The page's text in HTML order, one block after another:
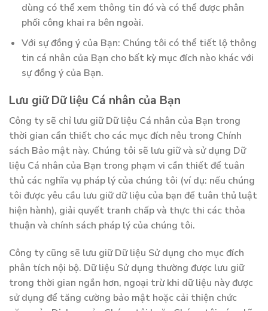
dùng có thể xem thông tin đó và có thể được phân
phối công khai ra bên ngoài.
Với sự đồng ý của Bạn: Chúng tôi có thể tiết lộ thông
tin cá nhân của Bạn cho bất kỳ mục đích nào khác với
sự đồng ý của Bạn.
Lưu giữ Dữ liệu Cá nhân của Bạn
Công ty sẽ chỉ lưu giữ Dữ liệu Cá nhân của Bạn trong
thời gian cần thiết cho các mục đích nêu trong Chính
sách Bảo mật này. Chúng tôi sẽ lưu giữ và sử dụng Dữ
liệu Cá nhân của Bạn trong phạm vi cần thiết để tuân
thủ các nghĩa vụ pháp lý của chúng tôi (ví dụ: nếu chúng
tôi được yêu cầu lưu giữ dữ liệu của bạn để tuân thủ luật
hiện hành), giải quyết tranh chấp và thực thi các thỏa
thuận và chính sách pháp lý của chúng tôi.
Công ty cũng sẽ lưu giữ Dữ liệu Sử dụng cho mục đích
phân tích nội bộ. Dữ liệu Sử dụng thường được lưu giữ
trong thời gian ngắn hơn, ngoại trừ khi dữ liệu này được
sử dụng để tăng cường bảo mật hoặc cải thiện chức